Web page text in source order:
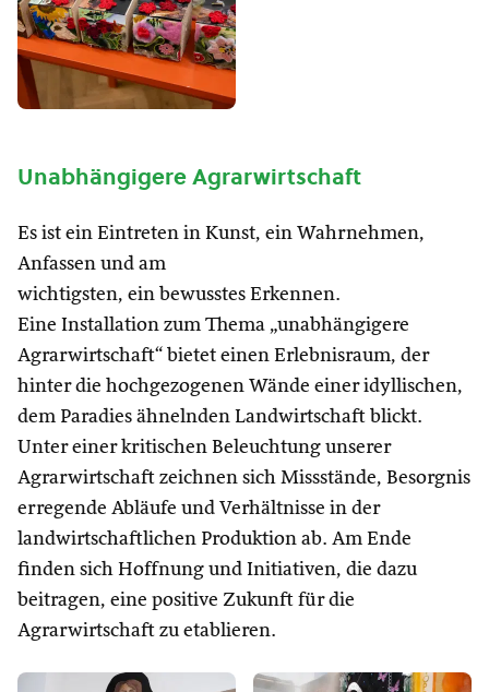
Unabhängigere Agrarwirtschaft
Es ist ein Eintreten in Kunst, ein Wahrnehmen,
Anfassen und am
wichtigsten, ein bewusstes Erkennen.
Eine Installation zum Thema „unabhängigere
Agrarwirtschaft“ bietet einen Erlebnisraum, der
hinter die hochgezogenen Wände einer idyllischen,
dem Paradies ähnelnden Landwirtschaft blickt.
Unter einer kritischen Beleuchtung unserer
Agrarwirtschaft zeichnen sich Missstände, Besorgnis
erregende Abläufe und Verhältnisse in der
landwirtschaftlichen Produktion ab. Am Ende
finden sich Hoffnung und Initiativen, die dazu
beitragen, eine positive Zukunft für die
Agrarwirtschaft zu etablieren.